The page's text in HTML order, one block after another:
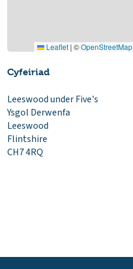
Leaflet | ©OpenStreetMap
Cyfeiriad
Leeswood under Five's
Ysgol Derwenfa
Leeswood
Flintshire
CH7 4RQ